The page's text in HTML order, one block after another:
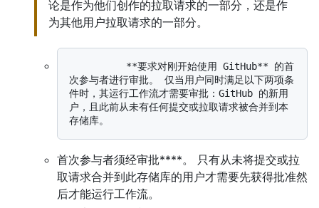
论是作为他们创作的拉取请求的一部分，还是作
为其他用户拉取请求的一部分。
次参与者进行审批。 仅当用户同时满足以下两项条
件时，其运行工作流才需要审批：GitHub 的新用
户，且此前从未有任何提交或拉取请求被合并到本
首次参与者须经审批****。 只有从未将提交或拉
取请求合并到此存储库的用户才需要先获得批准然
后才能运行工作流。